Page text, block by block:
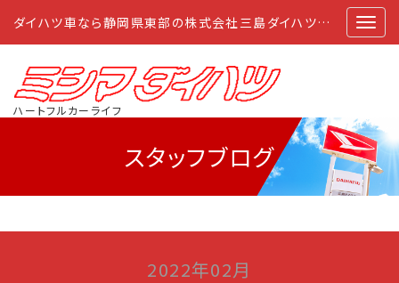
ダイハツ車なら静岡県東部の株式会社三島ダイハツにおまかせ
ハートフルカーライフ
スタッフブログ
2022年02月